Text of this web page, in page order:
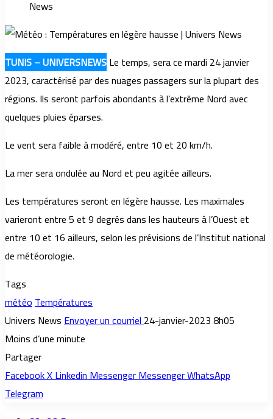
TUNIS – UNIVERSNEWSLe temps, sera ce mardi 24 janvier
2023, caractérisé par des nuages passagers sur la plupart des
régions. Ils seront parfois abondants à l’extrême Nord avec
quelques pluies éparses.
Le vent sera faible à modéré, entre 10 et 20 km/h.
La mer sera ondulée au Nord et peu agitée ailleurs.
Les températures seront en légère hausse. Les maximales
varieront entre 5 et 9 degrés dans les hauteurs à l’Ouest et
entre 10 et 16 ailleurs, selon les prévisions de l’Institut national
de météorologie.
Tags
météoTempératures
Univers NewsEnvoyer un courriel24-janvier-2023 8h05
Moins d’une minute
Partager
FacebookXLinkedinMessengerMessengerWhatsApp
Telegram